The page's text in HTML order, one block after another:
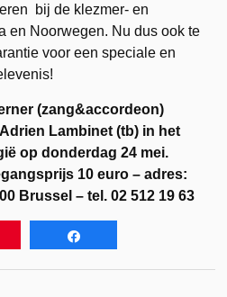
bij de klezmer- en
Noorwegen. Nu dus ook te
voor een speciale en
(zang&accordeon)
Lambinet (tb) in het
op donderdag 24 mei.
10 euro – adres:
Brussel – tel. 02 512 19 63